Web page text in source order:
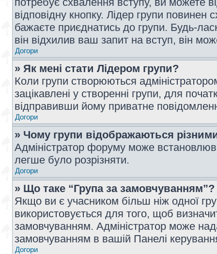
відповідну кнопку. Лідер групи
бажаєте приєднатись до групи. Будь-
він відхилив ваш запит на вступ, він
Догори
» Як мені стати Лідером групи?
Коли групи створюються
зацікавлені у створенні групи, для
відправивши йому приватне
Догори
» Чому групи відображаються
Адміністратор форуму може
легше було розрізняти.
Догори
» Що таке “Група за замовчуванням”?
Якщо ви є учасником більш ніж одної
використовується для того, щоб
замовчуванням. Адміністратор може
замовчуванням в вашій Панелі
Догори